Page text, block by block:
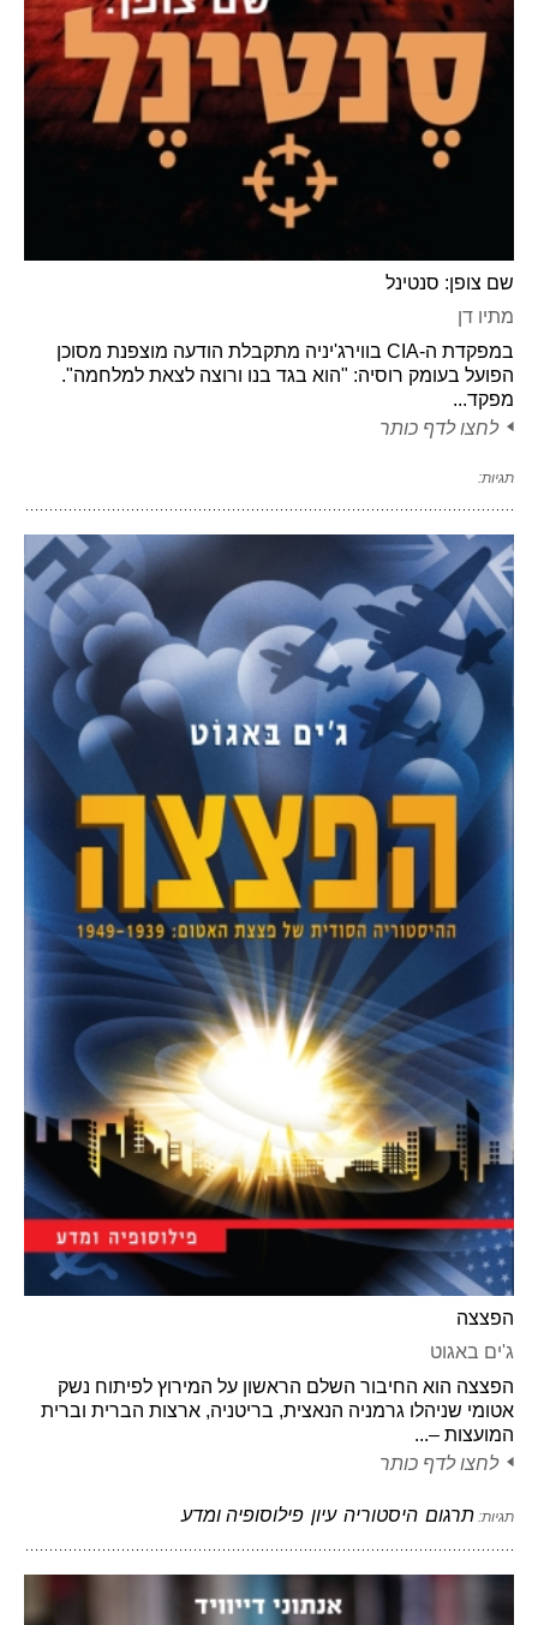
שם צופן: סנטינל
מתיו דן
במפקדת ה-CIA בווירג'יניה מתקבלת הודעה מוצפנת מסוכן
הפועל בעומק רוסיה: "הוא בגד בנו ורוצה לצאת למלחמה".
מפקד...
לחצו לדף כותר
תגיות:
הפצצה
ג'ים באגוט
הפצצה הוא החיבור השלם הראשון על המירוץ לפיתוח נשק
אטומי שניהלו גרמניה הנאצית, בריטניה, ארצות הברית וברית
המועצות –...
לחצו לדף כותר
תגיות: תרגום היסטוריה עיון פילוסופיה ומדע